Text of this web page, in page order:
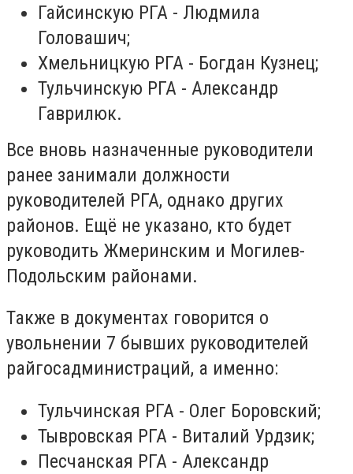
Гайсинскую РГА - Людмила
Головашич;
Хмельницкую РГА - Богдан Кузнец;
Тульчинскую РГА - Александр
Гаврилюк.
Все вновь назначенные руководители
ранее занимали должности
руководителей РГА, однако других
районов. Ещё не указано, кто будет
руководить Жмеринским и Могилев-
Подольским районами.
Также в документах говорится о
увольнении 7 бывших руководителей
райгосадминистраций, а именно:
Тульчинская РГА - Олег Боровский;
Тывровская РГА - Виталий Урдзик;
Песчанская РГА - Александр